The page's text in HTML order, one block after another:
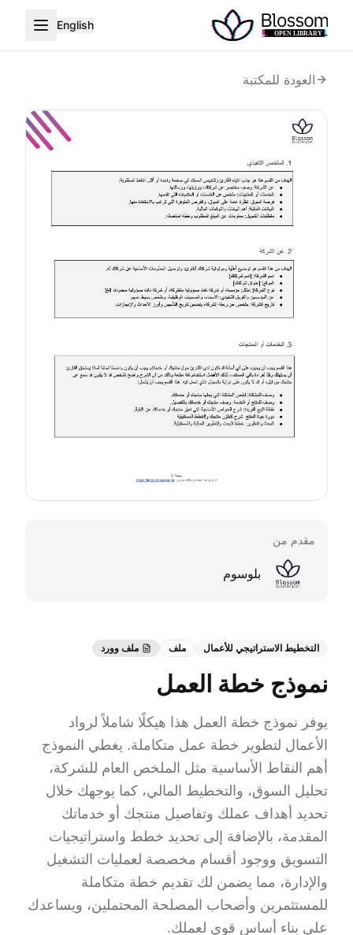
English
العودة للمكتبة
مقدم من
بلوسوم
التخطيط الاستراتيجي للأعمال ملف ملف وورد
نموذج خطة العمل
يوفر نموذج خطة العمل هذا هيكلًا شاملاً لرواد
الأعمال لتطوير خطة عمل متكاملة. يغطي النموذج
أهم النقاط الأساسية مثل الملخص العام للشركة،
تحليل السوق، والتخطيط المالي، كما يوجهك خلال
تحديد أهداف عملك وتفاصيل منتجك أو خدماتك
المقدمة، بالإضافة إلى تحديد خطط واستراتيجيات
التسويق ووجود أقسام مخصصة لعمليات التشغيل
والإدارة، مما يضمن لك تقديم خطة متكاملة
للمستثمرين وأصحاب المصلحة المحتملين، ويساعدك
على بناء أساس قوي لعملك.